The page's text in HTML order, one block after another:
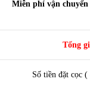
Miễn phí vận
Tổng
Số tiền đặt cọc (